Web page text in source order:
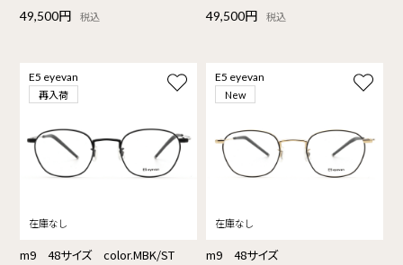
49,500円 税込 49,500円 税込
E5 eyevan
再入荷
m9 48サイズ color.MBK/ST
E5 eyevan
New
m9 48サイズ